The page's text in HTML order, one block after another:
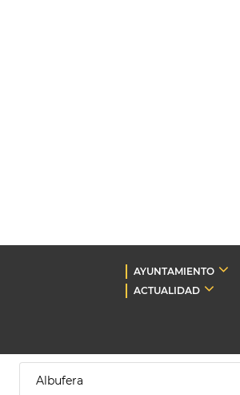
AYUNTAMIENTO
ACTUALIDAD
Albufera